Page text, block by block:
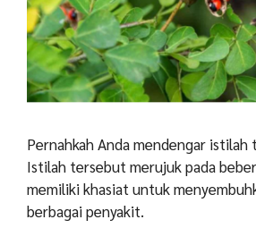
Pernahkah Anda mendengar istilah
Istilah tersebut merujuk pada
memiliki khasiat untuk
berbagai penyakit.